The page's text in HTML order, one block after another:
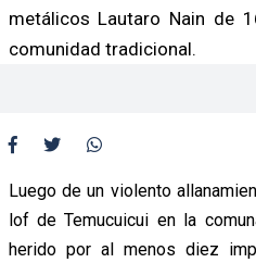
metálicos Lautaro Nain de
comunidad tradicional.
Luego de un violento
lof de Temucuicui en la
herido por al menos diez